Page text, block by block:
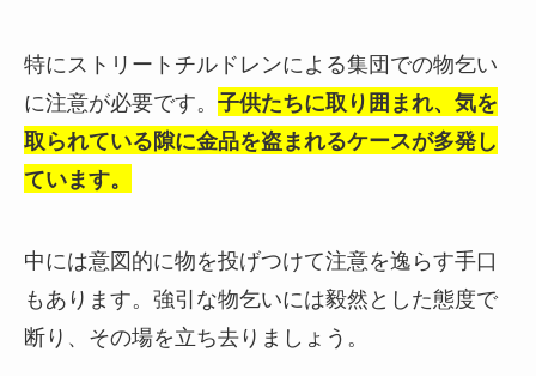
特にストリートチルドレンによる集団での物乞い
に注意が必要です。 子供たちに取り囲まれ、気を
取られている隙に金品を盗まれるケースが多発し
ています。
中には意図的に物を投げつけて注意を逸らす手口
もあります。強引な物乞いには毅然とした態度で
断り、その場を立ち去りましょう。